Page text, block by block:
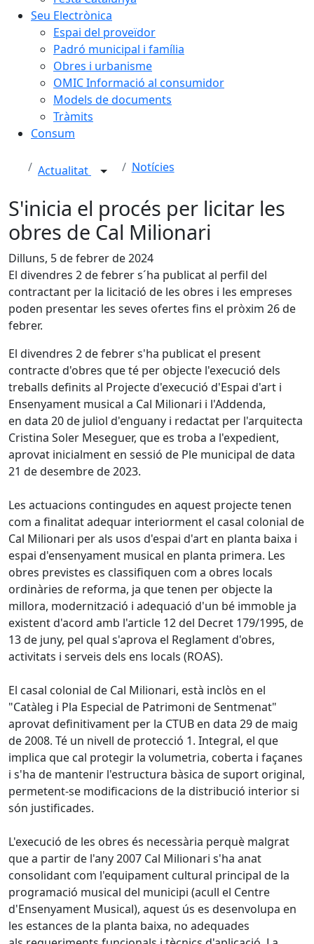
Seu Electrònica
Espai del proveïdor
Padró municipal i família
Obres i urbanisme
OMIC Informació al consumidor
Models de documents
Tràmits
Consum
Actualitat Notícies
S'inicia el procés per licitar les
obres de Cal Milionari
Dilluns, 5 de febrer de 2024
El divendres 2 de febrer s´ha publicat al perfil del
contractant per la licitació de les obres i les empreses
poden presentar les seves ofertes fins el pròxim 26 de
febrer.
El divendres 2 de febrer s'ha publicat el present
contracte d'obres que té per objecte l'execució dels
treballs definits al Projecte d'execució d'Espai d'art i
Ensenyament musical a Cal Milionari i l'Addenda,
en data 20 de juliol d'enguany i redactat per l'arquitecta
Cristina Soler Meseguer, que es troba a l'expedient,
aprovat inicialment en sessió de Ple municipal de data
21 de desembre de 2023.
Les actuacions contingudes en aquest projecte tenen
com a finalitat adequar interiorment el casal colonial de
Cal Milionari per als usos d'espai d'art en planta baixa i
espai d'ensenyament musical en planta primera. Les
obres previstes es classifiquen com a obres locals
ordinàries de reforma, ja que tenen per objecte la
millora, modernització i adequació d'un bé immoble ja
existent d'acord amb l'article 12 del Decret 179/1995, de
13 de juny, pel qual s'aprova el Reglament d'obres,
activitats i serveis dels ens locals (ROAS).
El casal colonial de Cal Milionari, està inclòs en el
"Catàleg i Pla Especial de Patrimoni de Sentmenat"
aprovat definitivament per la CTUB en data 29 de maig
de 2008. Té un nivell de protecció 1. Integral, el que
implica que cal protegir la volumetria, coberta i façanes
i s'ha de mantenir l'estructura bàsica de suport original,
permetent-se modificacions de la distribució interior si
són justificades.
L'execució de les obres és necessària perquè malgrat
que a partir de l'any 2007 Cal Milionari s'ha anat
consolidant com l'equipament cultural principal de la
programació musical del municipi (acull el Centre
d'Ensenyament Musical), aquest ús es desenvolupa en
les estances de la planta baixa, no adequades